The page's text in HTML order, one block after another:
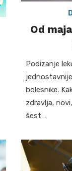
Od
Podizanje
bolesnike.
zdravlja,
šest …